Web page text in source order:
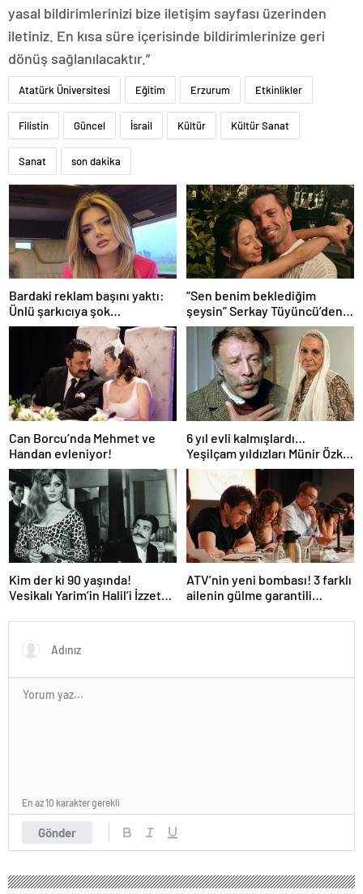
yasal bildirimlerinizi bize iletişim sayfası üzerinden
iletiniz. En kısa süre içerisinde bildirimlerinize geri
dönüş sağlanılacaktır.”
Atatürk Üniversitesi Eğitim Erzurum Etkinlikler
Filistin Güncel İsrail Kültür Kültür Sanat
Sanat son dakika
Bardaki reklam başını yaktı:
Ünlü şarkıcıya şok
soruşturma! Haberim yoktu…
“Sen benim beklediğim
şeysin” Serkay Tüyüncü’den
Zeynep Bastık’a aşk dolu 1. yıl
kutlaması!
Can Borcu’nda Mehmet ve
Handan evleniyor!
6 yıl evli kalmışlardı…
Yeşilçam yıldızları Münir Özkul
ile Suna Selen’in kızları da
ünlü çıktı!
Kim der ki 90 yaşında!
Vesikalı Yarim’in Halil’i İzzet
oldu!
ATV’nin yeni bombası! 3 farklı
ailenin gülme garantili
Gönder
En az 10 karakter gerekli